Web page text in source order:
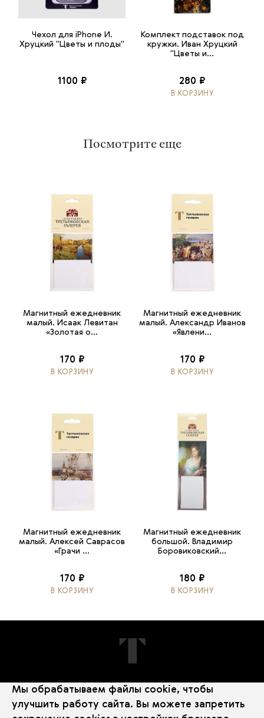
Чехол для iPhone И.
Хруцкий "Цветы и плоды"
1100 ₽
Комплект подставок под
кружки. Иван Хруцкий
"Цветы и...
280 ₽
В КОРЗИНУ
Посмотрите еще
Магнитный ежедневник
малый. Исаак Левитан
«Золотая о...
170 ₽
В КОРЗИНУ
Магнитный ежедневник
малый. Александр Иванов
«Явлени...
170 ₽
В КОРЗИНУ
Магнитный ежедневник
малый. Алексей Саврасов
«Грачи ...
170 ₽
В КОРЗИНУ
Магнитный ежедневник
большой. Владимир
Боровиковский...
180 ₽
В КОРЗИНУ
ПОДПИШИТЕСЬ НА НОВОСТИ
Мы обрабатываем файлы cookie, чтобы
улучшить работу сайта. Вы можете запретить